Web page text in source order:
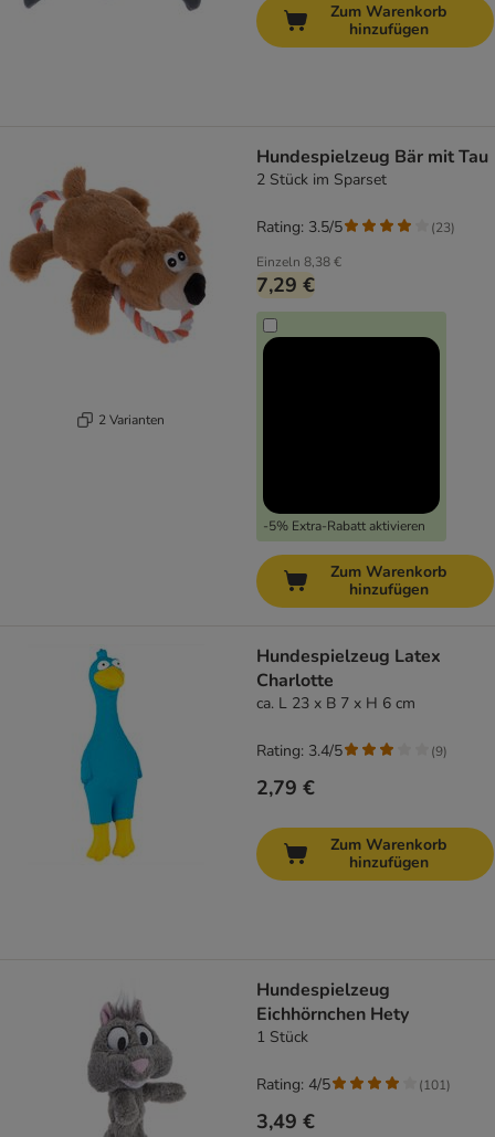
Zum Warenkorb
hinzufügen
2 Varianten
Hundespielzeug Bär mit Tau
2 Stück im Sparset
Einzeln 8,38 €
7,29 €
-5% Extra-Rabatt aktivieren
Rating: 3.5/5 (23)
Zum Warenkorb
hinzufügen
Hundespielzeug Latex
Charlotte
ca. L 23 x B 7 x H 6 cm
2,79 €
Rating: 3.4/5 (9)
Zum Warenkorb
hinzufügen
Hundespielzeug
Eichhörnchen Hety
1 Stück
3,49 €
Rating: 4/5 (101)